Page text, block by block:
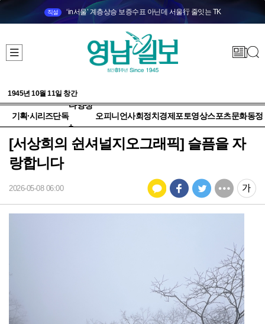
직설 ‘in서울’ 계층상승 보증수표 아닌데 서울行 줄잇는 TK
1945년 10월 11일 창간
기획·시리즈단독
다양성
+
오피니언사회정치 경제 포토영상스포츠문화동정
[서상희의 쉰셔널지오그래픽] 슬픔을 자
랑합니다
2026-05-08 06:00